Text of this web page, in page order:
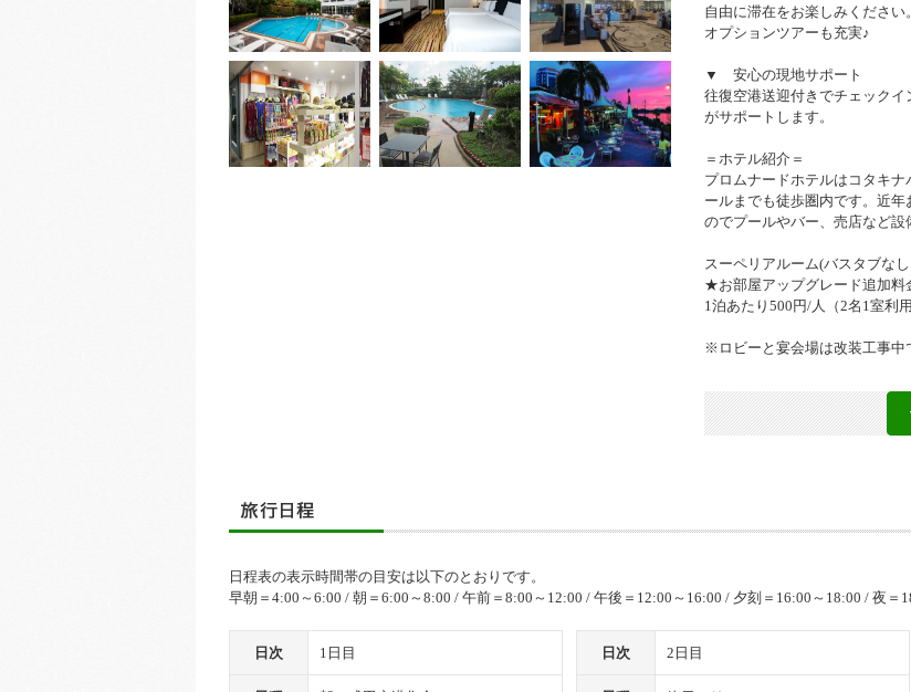
自由に滞在をお楽しみくださ
オプションツアーも充実♪
▼ 安心の現地サポート
往復空港送迎付きでチェック
がサポートします。
＝ホテル紹介＝
プロムナードホテルはコタキ
ールまでも徒歩圏内です。近
のでプールやバー、売店など設
スーペリアルーム(バスタブな
★お部屋アップグレード追加料
1泊あたり500円/人（2名1室利用
※ロビーと宴会場は改装工事中
日程表の表示時間帯の目安は以下のとおりです。
早朝＝4:00～6:00 / 朝＝6:00～8:00 / 午前＝8:00～12:00 / 午後＝12:00～16:00 / 夕刻＝16:00～18:00 / 夜＝
日次 1日目 日次 2日目